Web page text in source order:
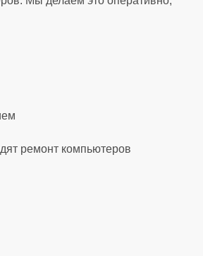
ремонт компьютеров